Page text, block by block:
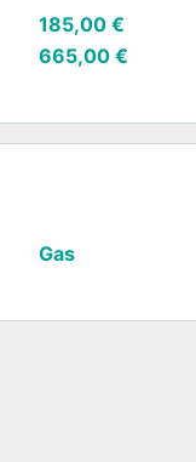
185,00 €
665,00 €
Gas